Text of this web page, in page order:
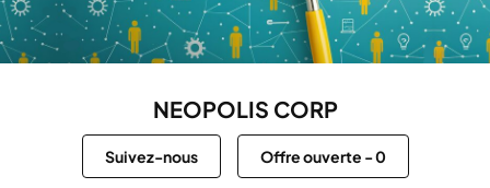
NEOPOLIS CORP
Suivez-nous Offre ouverte -0